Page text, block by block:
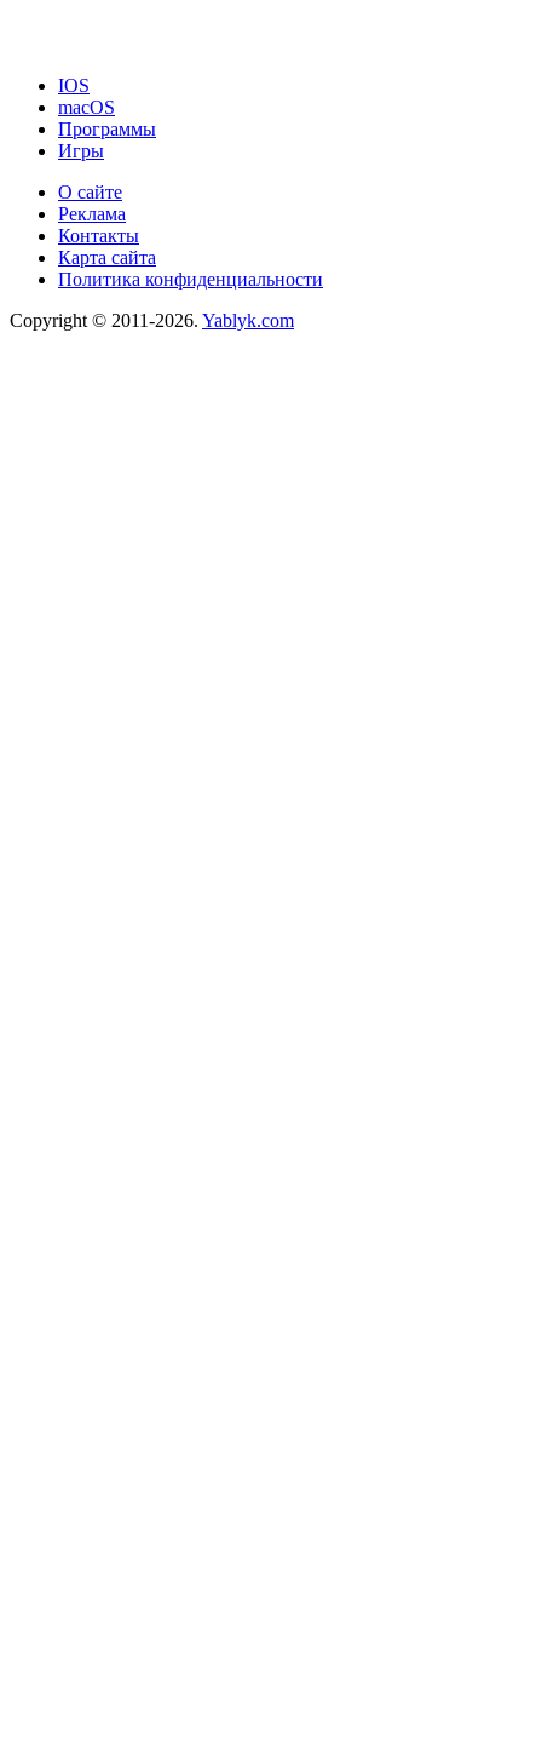
IOS
macOS
Программы
Игры
О сайте
Реклама
Контакты
Карта сайта
Политика конфиденциальности
Copyright © 2011-2026. Yablyk.сom